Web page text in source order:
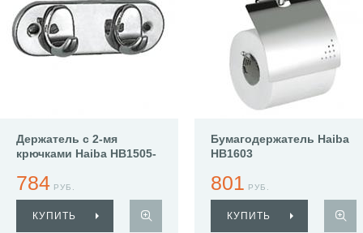
Держатель с 2-мя
крючками Haiba HB1505-
784 РУБ.
КУПИТЬ
Бумагодержатель Haiba
HB1603
801 РУБ.
КУПИТЬ